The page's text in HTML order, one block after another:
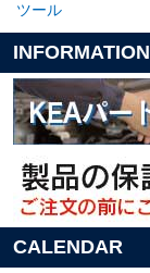
ツール
INFORMATION
CALENDAR